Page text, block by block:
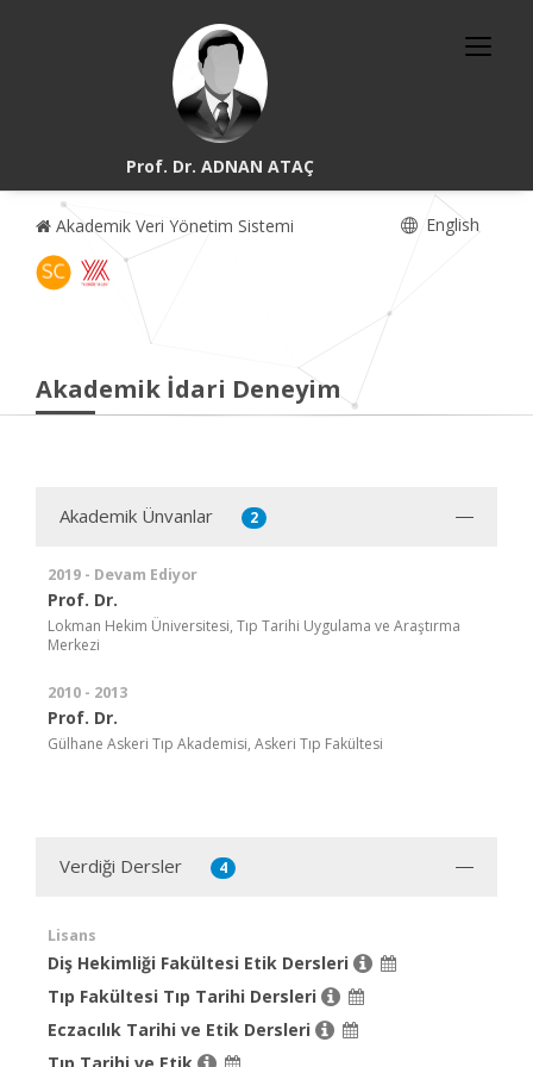
Prof. Dr. ADNAN ATAÇ
Akademik Veri Yönetim Sistemi English
Akademik İdari Deneyim
Akademik Ünvanlar 2
2019 - Devam Ediyor
Prof. Dr.
Lokman Hekim Üniversitesi, Tıp Tarihi Uygulama ve Araştırma
Merkezi
2010 - 2013
Prof. Dr.
Gülhane Askeri Tıp Akademisi, Askeri Tıp Fakültesi
Verdiği Dersler 4
Lisans
Diş Hekimliği Fakültesi Etik Dersleri
Tıp Fakültesi Tıp Tarihi Dersleri
Eczacılık Tarihi ve Etik Dersleri